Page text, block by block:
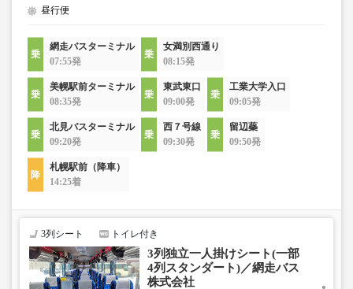
昼行便
網走バスターミナル
07:55発
女満別西通り
08:15発
美幌駅前ターミナル
08:35発
東武東口
09:00発
工業大学入口
09:05発
北見バスターミナル
09:20発
西７号線
09:30発
留辺蘂
09:50発
札幌駅前（降車）
14:25着
3列シート トイレ付き
3列独立一人掛けシート(一部
4列スタンダート)／網走バス
株式会社